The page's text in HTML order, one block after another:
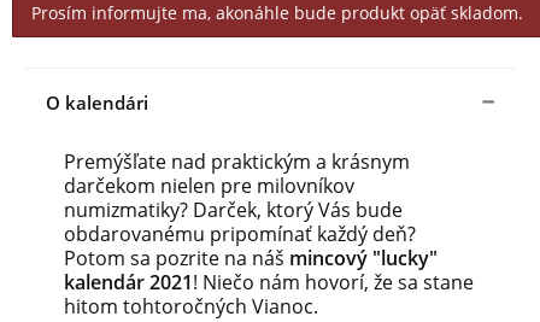
Prosím informujte ma, akonáhle bude produkt opäť skladom.
O kalendári
Premýšľate nad praktickým a krásnym
darčekom nielen pre milovníkov
numizmatiky? Darček, ktorý Vás bude
obdarovanému pripomínať každý deň?
Potom sa pozrite na náš mincový "lucky"
kalendár 2021! Niečo nám hovorí, že sa stane
hitom tohtoročných Vianoc.